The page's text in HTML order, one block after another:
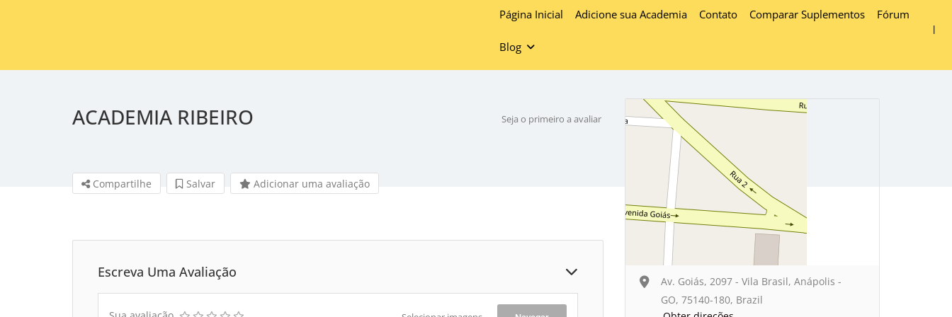
Página Inicial Adicione sua Academia Contato Comparar Suplementos Fórum
Blog
ACADEMIA RIBEIRO Seja o primeiro a avaliar
Compartilhe Salvar Adicionar uma avaliação
Escreva Uma Avaliação
Av. Goiás, 2097 - Vila Brasil, Anápolis -
GO, 75140-180, Brazil